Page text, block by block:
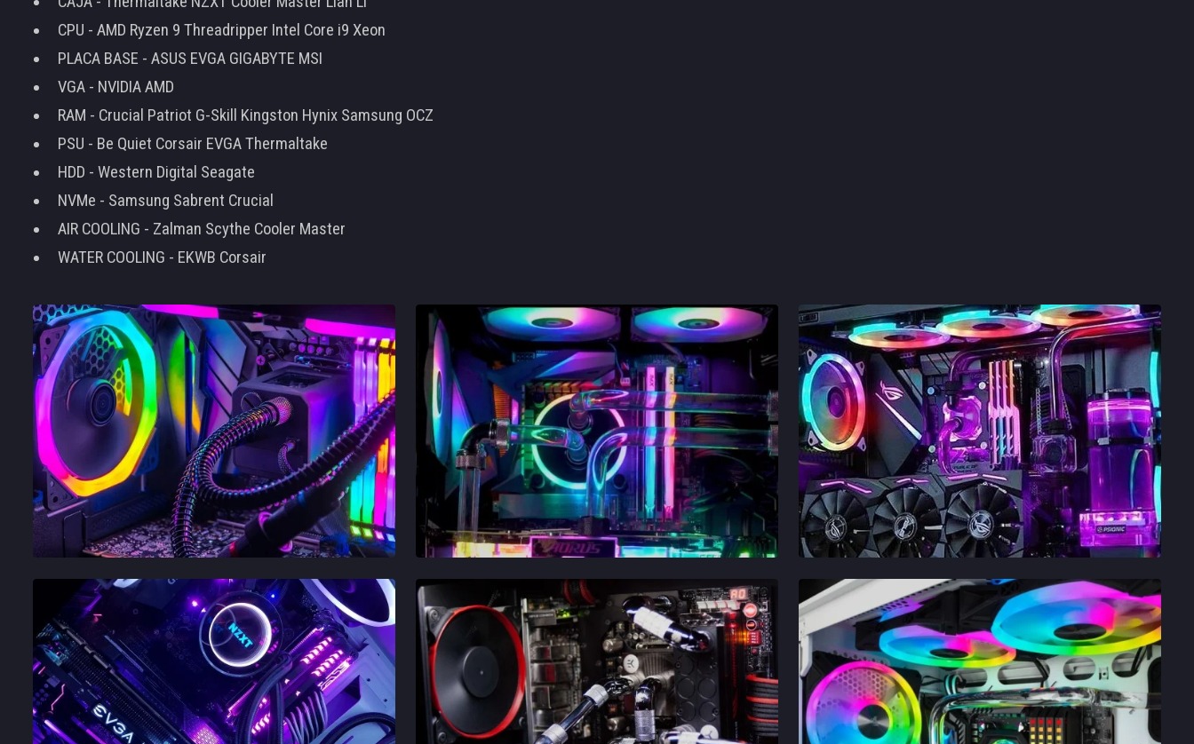
CPU - AMD Ryzen 9 Threadripper Intel Core i9 Xeon
PLACA BASE - ASUS EVGA GIGABYTE MSI
VGA - NVIDIA AMD
RAM - Crucial Patriot G-Skill Kingston Hynix Samsung OCZ
PSU - Be Quiet Corsair EVGA Thermaltake
HDD - Western Digital Seagate
NVMe - Samsung Sabrent Crucial
AIR COOLING - Zalman Scythe Cooler Master
WATER COOLING - EKWB Corsair